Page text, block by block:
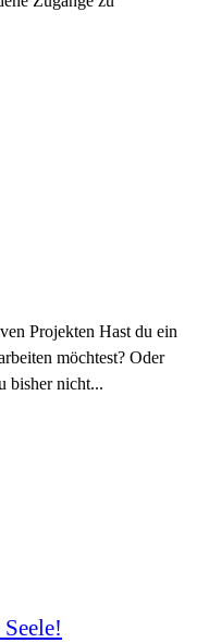
Projekten Hast du ein
möchtest? Oder
bisher nicht...